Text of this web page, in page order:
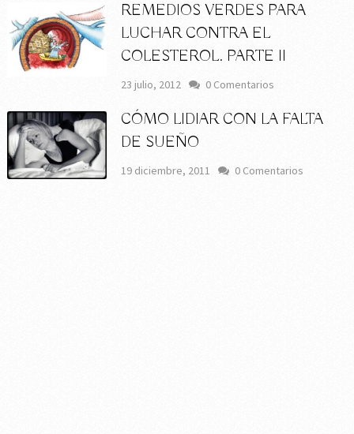
REMEDIOS VERDES PARA
LUCHAR CONTRA EL
COLESTEROL. PARTE II
23 julio, 2012 0 Comentarios
CÓMO LIDIAR CON LA FALTA
DE SUEÑO
19 diciembre, 2011 0 Comentarios